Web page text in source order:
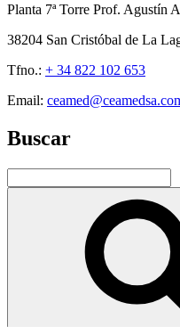
Planta 7ª Torre Prof. Agustín
38204 San Cristóbal de La
Tfno.: + 34 822 102 653
Email:
Buscar
por: